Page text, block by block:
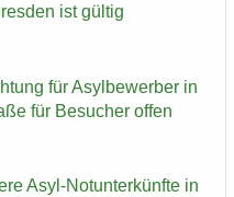
ist gül­tig
für Asyl­be­wer­ber in
für Be­su­cher offen
Asyl-​Notunterkünfte in